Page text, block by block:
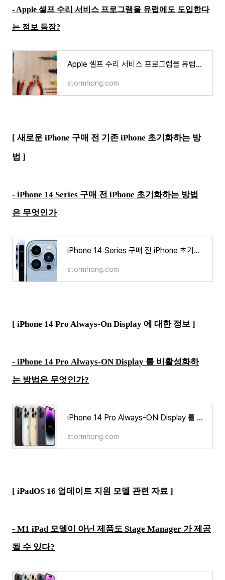
- Apple 셀프 수리 서비스 프로그램을 유럽에도 도입한다
는 정보 등장?
Apple 셀프 수리 서비스 프로그램을 유럽에도 도입한다는 정보 등장?
stormhong.com
[ 새로운 iPhone 구매 전 기존 iPhone 초기화하는 방
법 ]
- iPhone 14 Series 구매 전 iPhone 초기화하는 방법
은 무엇인가
iPhone 14 Series 구매 전 iPhone 초기화하는 방법은 무엇인가
stormhong.com
[ iPhone 14 Pro Always-On Display 에 대한 정보 ]
- iPhone 14 Pro Always-ON Display 를 비활성화하
는 방법은 무엇인가?
iPhone 14 Pro Always-ON Display 를 비활성화하는 방법은 무엇인가?
stormhong.com
[ iPadOS 16 업데이트 지원 모델 관련 자료 ]
- M1 iPad 모델이 아닌 제품도 Stage Manager 가 제공
될 수 있다?